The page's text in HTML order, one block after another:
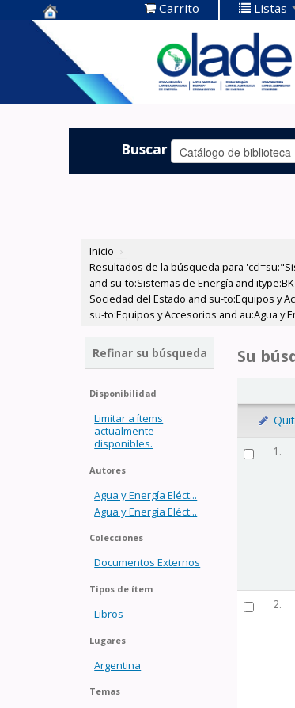
Centro de
Documentación
OLADE -
Carrito Listas
Buscar
Inicio ›
Resultados de la búsqueda para
and su-to:Sistemas de Energía and
Sociedad del Estado and su-to:Equipos y
su-to:Equipos y Accesorios and au:Agua y
Refinar su búsqueda
Disponibilidad
Limitar a ítems
actualmente
disponibles.
Autores
Agua y Energía Eléct...
Agua y Energía Eléct...
Colecciones
Documentos Externos
Tipos de ítem
Libros
Lugares
Argentina
Temas
Su
1.
2.